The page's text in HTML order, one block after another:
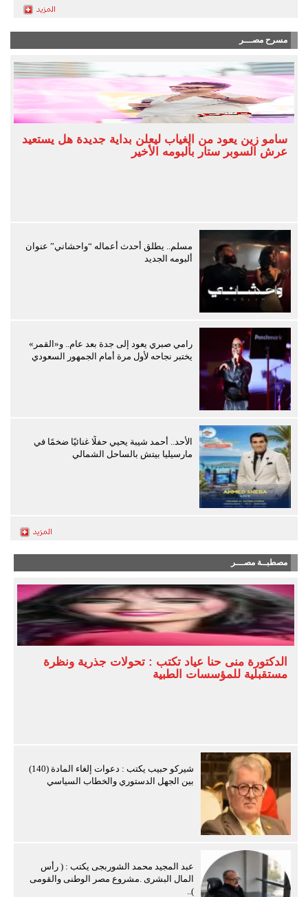
مسرح مصـــر
سامو زين يعود من الغياب ليعلن بداية جديدة هل يستعيد
عرش السوبر ستار بألبومه الأخير
مسلم.. يطلق أحدث أعماله “واحشاني” عنوان
ألبومه الجديد
رامي صبري يعود إلى جدة بعد عام.. و«القمر»
يختبر نجاحه لأول مرة أمام الجمهور السعودي
الأحد.. أحمد شيبة يحيي حفلًا غنائيًا ضخمًا في
مارسيليا بيتش بالساحل الشمالي
مصطبــة مصـــر
الدكتورة منى حنا عياد تكتب : تحولات جذرية ونظرة
مستقبلية للمؤسسات الطبية
شيركو حبيب يكتب : دعوات إلغاء المادة (140)
بين الجهل الدستوري والخطاب السياسي
عبد المجيد محمد الشوربجى يكتب : ( رأس
المال البشرى .مشروع مصر الوطنى والقومى
)..